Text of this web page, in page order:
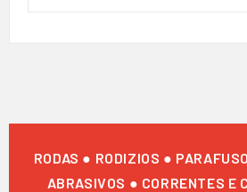
RODAS ● RODIZIOS ●
ABRASIVOS ● CORRENTES E